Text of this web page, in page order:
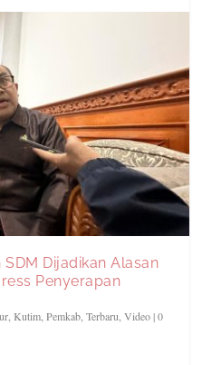
Dijadikan Alasan
Penyerapan
,Kutim ,Pemkab ,Terbaru ,Video|0